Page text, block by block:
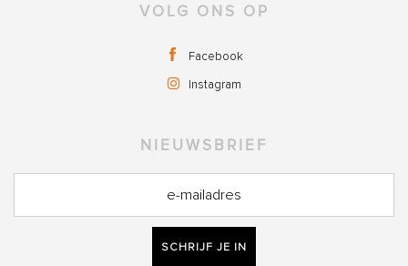
VOLG ONS OP
Facebook
Instagram
NIEUWSBRIEF